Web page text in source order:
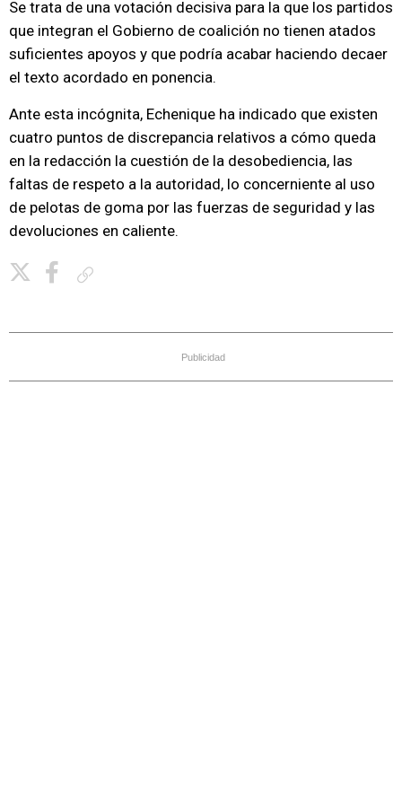
Se trata de una votación decisiva para la que los partidos
que integran el Gobierno de coalición no tienen atados
suficientes apoyos y que podría acabar haciendo decaer
el texto acordado en ponencia.
Ante esta incógnita, Echenique ha indicado que existen
cuatro puntos de discrepancia relativos a cómo queda
en la redacción la cuestión de la desobediencia, las
faltas de respeto a la autoridad, lo concerniente al uso
de pelotas de goma por las fuerzas de seguridad y las
devoluciones en caliente.
Publicidad